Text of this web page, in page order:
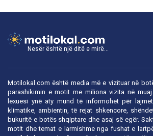
Nesër është një ditë e mirë...
Motilokal.com është media më e vizituar në
parashikimin e motit me miliona vizita në
lexuesi ynë aty mund të informohet për
klimatike, ambientin, të rejat shkencore,
bukuritë e botës shqiptare dhe asaj së egër.
motit dhe temat e larmishme nga fushat e